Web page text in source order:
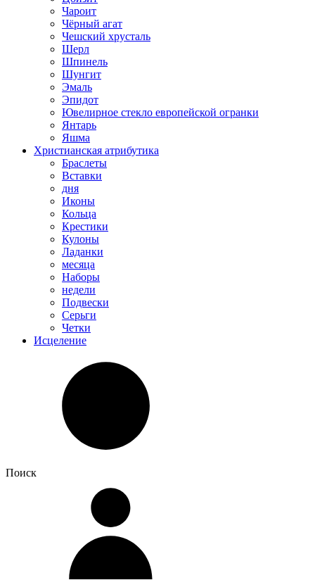
Чароит
Чёрный агат
Чешский хрусталь
Шерл
Шпинель
Шунгит
Эмаль
Эпидот
Ювелирное стекло европейской огранки
Янтарь
Яшма
Христианская атрибутика
Браслеты
Вставки
дня
Иконы
Кольца
Крестики
Кулоны
Ладанки
месяца
Наборы
недели
Подвески
Серьги
Четки
Исцеление
Поиск